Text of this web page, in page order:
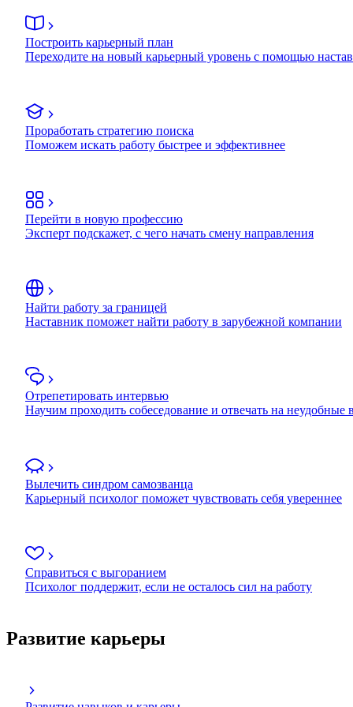
Построить карьерный план
Переходите на новый карьерный уровень с помощью
Проработать стратегию поиска
Поможем искать работу быстрее и эффективнее
Перейти в новую профессию
Эксперт подскажет, с чего начать смену направления
Найти работу за границей
Наставник поможет найти работу в зарубежной компании
Отрепетировать интервью
Научим проходить собеседование и отвечать на неудобные
Вылечить синдром самозванца
Карьерный психолог поможет чувствовать себя увереннее
Справиться с выгоранием
Психолог поддержит, если не осталось сил на работу
Развитие карьеры